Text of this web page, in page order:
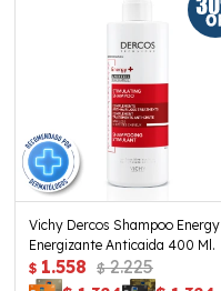
Vichy Dercos Shampoo Energy
Energizante Anticaida 400 Ml.
$ 1.558 $ 2.225